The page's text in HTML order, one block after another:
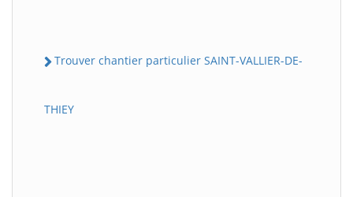
Trouver chantier particulier SAINT-VALLIER-DE-
THIEY